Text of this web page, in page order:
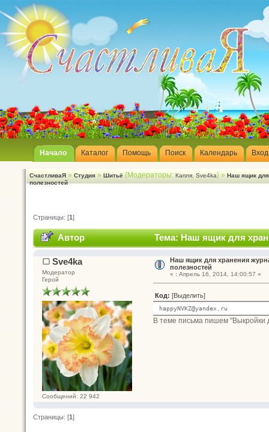
Начало Каталог Помощь Поиск Календарь Вход
СчастливаЯ » Студия » Шитьё (Модераторы: Капля, Sve4ka) » Наш ящик
полезностей
Страницы: [1]
Автор Тема: Наш ящик для
Sve4ka
Модератор
Герой
Сообщений: 22 942
Наш ящик для хранения
полезностей
« :Апрель 16, 2014, 14:00:57 »
Код:[Выделить]
happyNVKZ@yandex.ru
В теме письма пишем "Выкройки
Страницы: [1]